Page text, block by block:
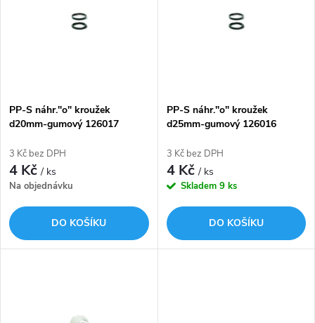
p
r
o
d
u
s
p
r
o
d
PP-S náhr."o" kroužek
d20mm-gumový 126017
3 Kč bez DPH
4 Kč/ ks
Na objednávku
DO KOŠÍKU
PP-S náhr."o" kroužek
d25mm-gumový 126016
3 Kč bez DPH
4 Kč/ ks
Skladem 9 ks
DO KOŠÍKU